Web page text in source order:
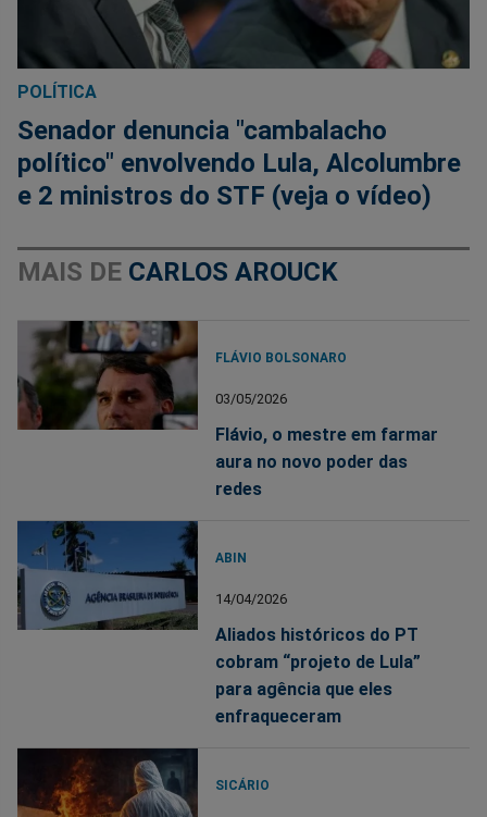
POLÍTICA
Senador denuncia "cambalacho
político" envolvendo Lula, Alcolumbre
e 2 ministros do STF (veja o vídeo)
MAIS DE CARLOS AROUCK
FLÁVIO BOLSONARO
03/05/2026
Flávio, o mestre em farmar
aura no novo poder das
redes
ABIN
14/04/2026
Aliados históricos do PT
cobram “projeto de Lula”
para agência que eles
enfraqueceram
SICÁRIO